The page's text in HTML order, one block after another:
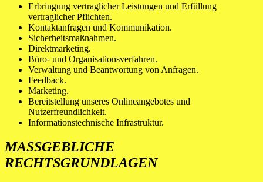
Erbringung vertraglicher Leistungen und Erfüllung
vertraglicher Pflichten.
Kontaktanfragen und Kommunikation.
Sicherheitsmaßnahmen.
Direktmarketing.
Büro- und Organisationsverfahren.
Verwaltung und Beantwortung von Anfragen.
Feedback.
Marketing.
Bereitstellung unseres Onlineangebotes und
Nutzerfreundlichkeit.
Informationstechnische Infrastruktur.
MASSGEBLICHE R
ECHTSGRUNDLAGEN